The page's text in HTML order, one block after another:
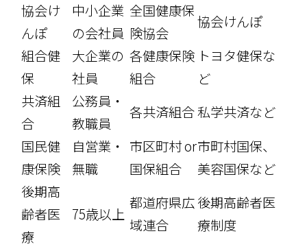
協会け
んぽ
中小企業
の会社員
全国健康保
険協会
協会けんぽ
組合健
保
大企業の
社員
各健康保険
組合
トヨタ健保な
ど
共済組
合
公務員・
教職員
各共済組合私学共済など
国民健
康保険
自営業・
無職
市区町村 or
国保組合
市町村国保、
美容国保など
後期高
齢者医
療
75歳以上
都道府県広
域連合
後期高齢者医
療制度